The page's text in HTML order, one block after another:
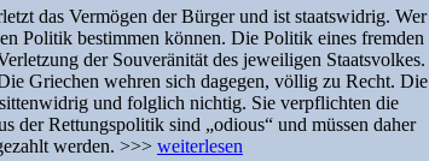
das Vermögen der Bürger und ist staatswidrig. Wer
Politik bestimmen können. Die Politik eines fremden
der Souveränität des jeweiligen Staatsvolkes.
Griechen wehren sich dagegen, völlig zu Recht. Die
und folglich nichtig. Sie verpflichten die
der Rettungspolitik sind „odious“ und müssen daher
werden. >>> weiterlesen